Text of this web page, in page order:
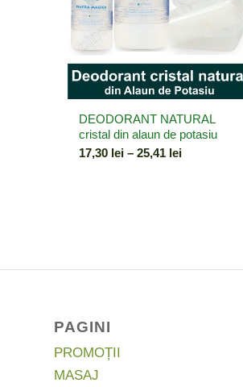
DEODORANT NATURAL
cristal din alaun de potasiu
17,30 lei – 25,41 leiInterval
25,41 lei
PAGINI
PROMOȚII
MASAJ